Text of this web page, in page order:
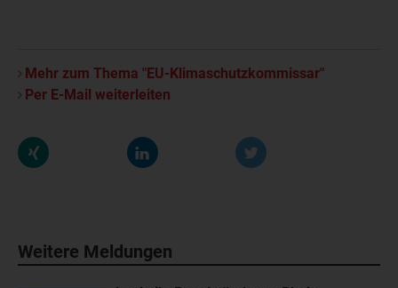
Mehr zum Thema "EU-Klimaschutzkommissar"
Per E-Mail weiterleiten
Weitere Meldungen